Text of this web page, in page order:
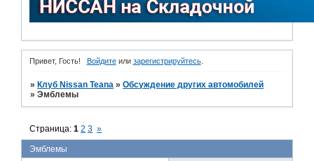
Привет, Гость! Войдитеили зарегистрируйтесь.
» Клуб Nissan Teana »Обсуждение других автомобилей
»Эмблемы
Эмблемы
Страница:1 2 3 »